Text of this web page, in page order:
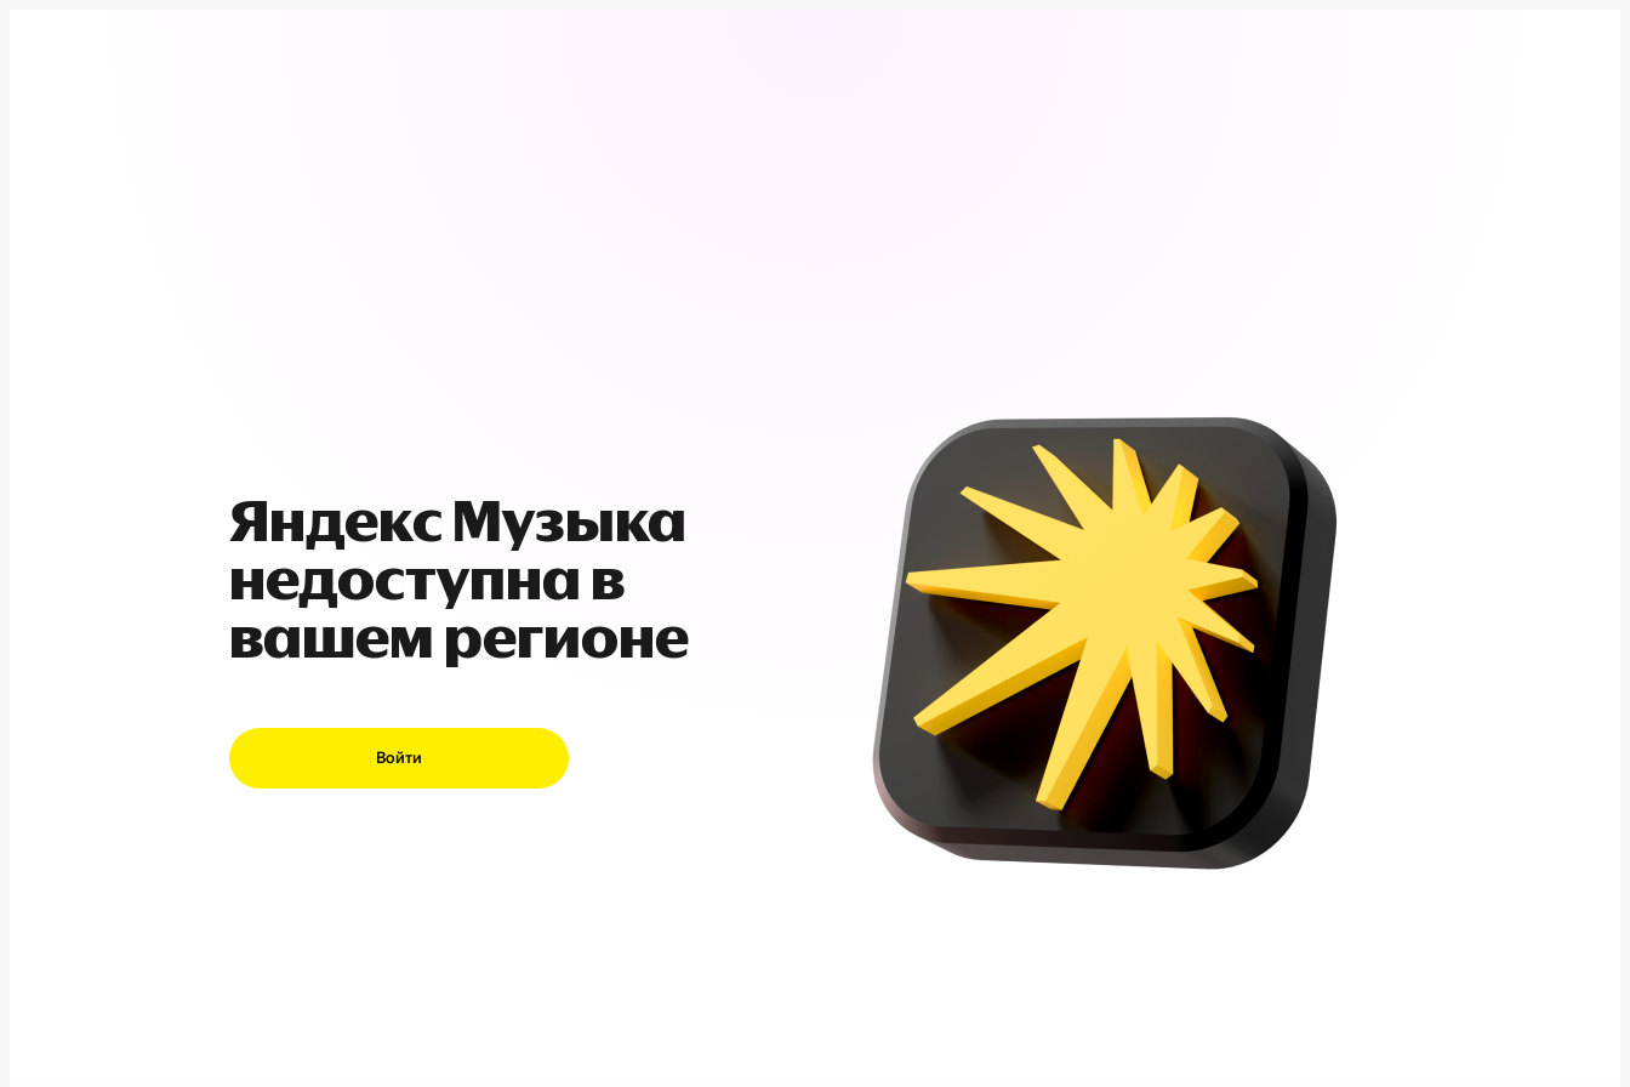
Яндекс Музыка
недоступна в
вашем регионе
Войти